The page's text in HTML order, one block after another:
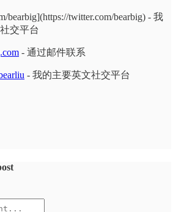
bearbig](https://twitter.com/bearbig) - 我
交平台
- 通过邮件联系
- 我的主要英文社交平台